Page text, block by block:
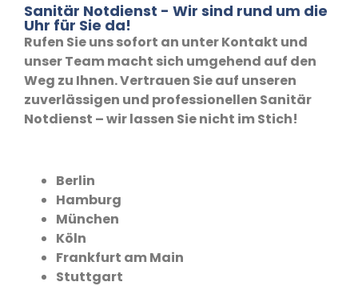
Sanitär Notdienst - Wir sind rund um die
Uhr für Sie da!
Rufen Sie uns sofort an unter Kontakt und
unser Team macht sich umgehend auf den
Weg zu Ihnen. Vertrauen Sie auf unseren
zuverlässigen und professionellen Sanitär
Notdienst – wir lassen Sie nicht im Stich!
Berlin
Hamburg
München
Köln
Frankfurt am Main
Stuttgart